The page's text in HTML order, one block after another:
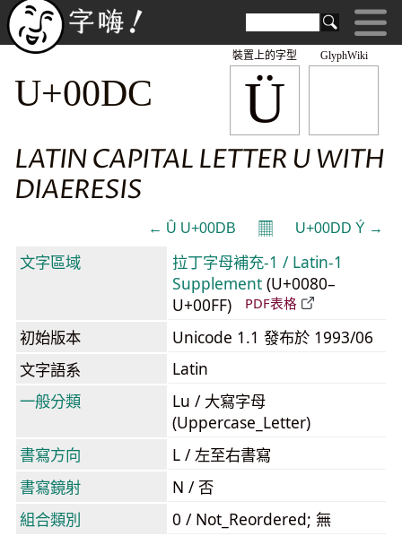
GlyphWiki
Ü
裝置上的字型
U+00DC
LATIN CAPITAL LETTER U WITH
DIAERESIS
← Û U+00DB 𝄜 U+00DD Ý →
文字區域
拉丁字母補充-1 / Latin-1
Supplement (U+0080–
U+00FF)
PDF表格
初始版本
Unicode 1.1 發布於 1993/06
文字語系
Latin
一般分類
Lu / 大寫字母
(Uppercase_Letter)
書寫方向
L / 左至右書寫
書寫鏡射
N / 否
組合類別
0 / Not_Reordered; 無